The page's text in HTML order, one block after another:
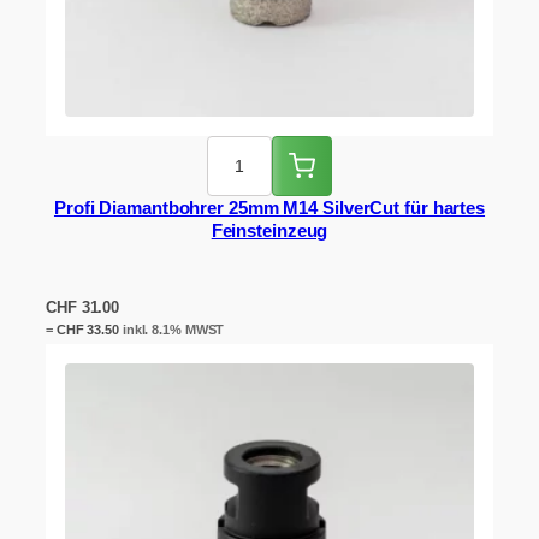
Profi Diamantbohrer 25mm M14 SilverCut für hartes
Feinsteinzeug
CHF31.00
= CHF33.50inkl. 8.1% MWST